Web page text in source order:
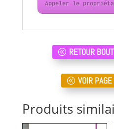
Appeler le
RETOUR
VOIR
Produits